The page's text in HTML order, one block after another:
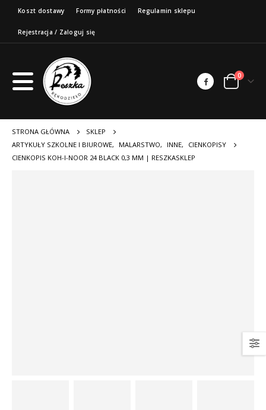
Koszt dostawy Formy płatności Regulamin sklepu
Rejestracja / Zaloguj się
0
STRONA GŁÓWNA
SKLEP
ARTYKUŁY SZKOLNE I BIUROWE, MALARSTWO, INNE,
CIENKOPISY
CIENKOPIS KOH-I-NOOR 24 BLACK 0,3 MM | RESZKASKLEP